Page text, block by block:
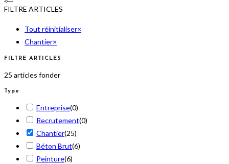
FILTRE ARTICLES
Tout réinitialiser×
Chantier×
FILTRE ARTICLES
25 articles fonder
Type
Entreprise(0)
Recrutement(0)
Chantier(25)
Béton Brut(6)
Peinture(6)